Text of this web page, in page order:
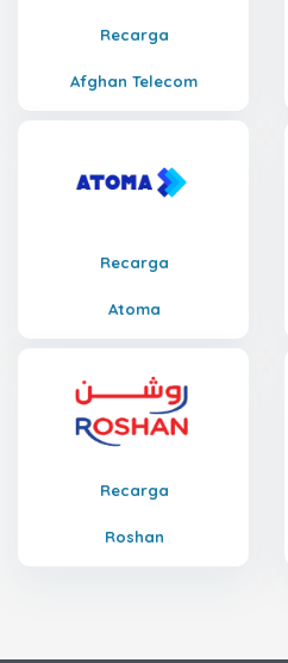
Recarga
Afghan Telecom
Recarga
Atoma
Recarga
Roshan